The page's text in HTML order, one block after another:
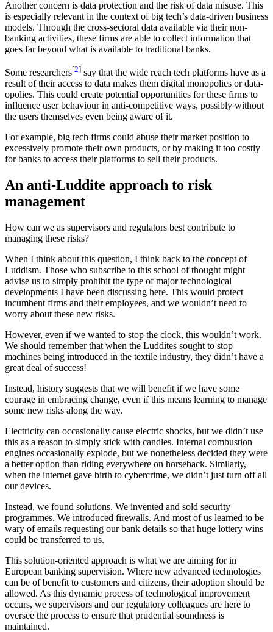
Another concern is data protection and the risk of data misuse. This
is especially relevant in the context of big tech’s data-driven business
models. Through the cross-sectoral data available via their non-
banking activities, these firms are able to collect information that
goes far beyond what is available to traditional banks.
Some researchers[2] say that the wide reach tech platforms have as a
result of their access to data makes them digital monopolies or data-
opolies. This could create potential opportunities for these firms to
influence user behaviour in anti-competitive ways, possibly without
the users themselves even being aware of it.
For example, big tech firms could abuse their market position to
excessively promote their own products, or by making it too costly
for banks to access their platforms to sell their products.
An anti-Luddite approach to risk
management
How can we as supervisors and regulators best contribute to
managing these risks?
When I think about this question, I think back to the concept of
Luddism. Those who subscribe to this school of thought might
advise us to simply prohibit the type of major technological
developments I have been discussing here. This would protect
incumbent firms and their employees, and we wouldn’t need to
worry about these new risks.
However, even if we wanted to stop the clock, this wouldn’t work.
We should remember that when the Luddites sought to stop
machines being introduced in the textile industry, they didn’t have a
great deal of success!
Instead, history suggests that we will benefit if we have some
courage in embracing change, even if this means learning to manage
some new risks along the way.
Electricity can occasionally cause electric shocks, but we didn’t use
this as a reason to simply stick with candles. Internal combustion
engines occasionally explode, but we nonetheless decided they were
a better option than riding everywhere on horseback. Similarly,
when the internet gave birth to cybercrime, we didn’t just turn off all
our devices.
Instead, we found solutions. We invented and sold security
programmes. We introduced firewalls. And most of us learned to be
wary of emails requesting our bank details so that huge lottery wins
could be transferred to us.
This solution-oriented approach is what we are aiming for in
European banking supervision. Where new advanced technologies
can be of benefit to customers and citizens, their adoption should be
allowed. As this dynamic process of technological improvement
occurs, we supervisors and our regulatory colleagues are here to
oversee the process to ensure that prudential soundness is
maintained.